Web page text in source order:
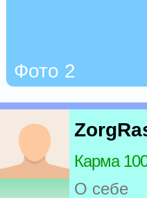
Фото 2
Карма
О себе